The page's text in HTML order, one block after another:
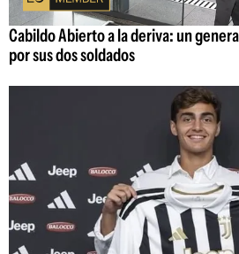
Cabildo Abierto a la deriva: un
por sus dos soldados